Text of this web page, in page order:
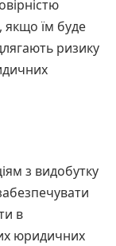
якщо їм буде
ризику
з видобутку
в
юридичних